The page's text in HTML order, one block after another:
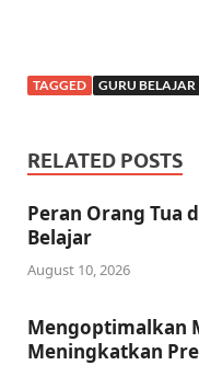
TAGGED GURU BELAJAR
RELATED POSTS
Peran Orang Tua
Belajar
August 10, 2026
Mengoptimalkan
Meningkatkan